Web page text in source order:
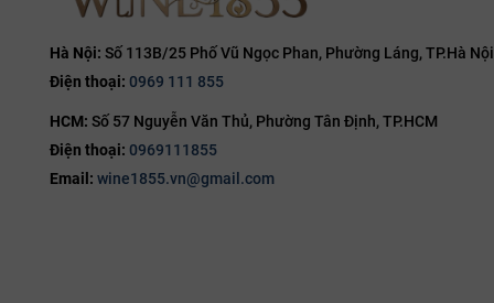
15%
15.5%
16%
16.5%
17%
Hà Nội: Số 113B/25 Phố Vũ Ngọc Phan, Phường Láng, TP.Hà Nội
Điện thoại: 0969 111 855
HCM: Số 57 Nguyễn Văn Thủ, Phường Tân Định, TP.HCM
Điện thoại: 0969111855
Email: wine1855.vn@gmail.com